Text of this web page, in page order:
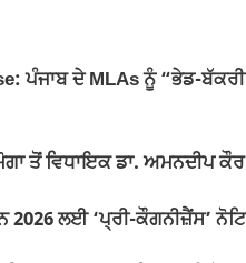
y
n
k
e
ਪੰਜਾਬ ਦੇ MLAs ਨੂੰ “ਭੇਡ-
ਤੋਂ ਵਿਧਾਇਕ ਡਾ. ਅਮਨਦੀਪ
2026 ਲਈ ‘ਪ੍ਰੀ-ਕੌਗਨੀਜ਼ੈਂਸ’